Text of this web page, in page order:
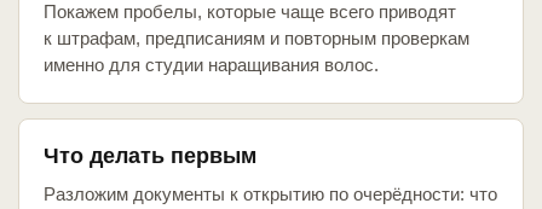
Покажем пробелы, которые чаще всего приводят
к штрафам, предписаниям и повторным проверкам
именно для студии наращивания волос.
Что делать первым
Разложим документы к открытию по очерёдности: что